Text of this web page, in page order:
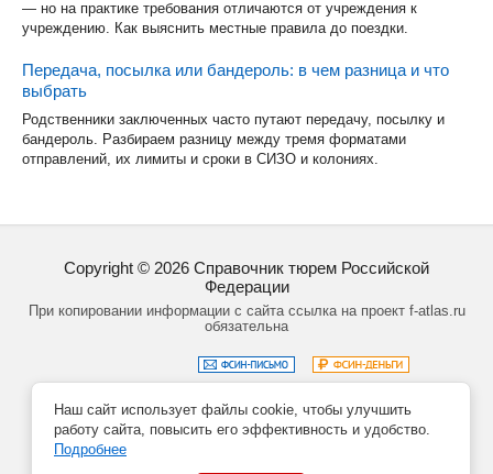
— но на практике требования отличаются от учреждения к
учреждению. Как выяснить местные правила до поездки.
Передача, посылка или бандероль: в чем разница и что
выбрать
Родственники заключенных часто путают передачу, посылку и
бандероль. Разбираем разницу между тремя форматами
отправлений, их лимиты и сроки в СИЗО и колониях.
Copyright © 2026 Справочник тюрем Российской
Федерации
При копировании информации с сайта ссылка на проект f-atlas.ru
обязательна
Задать вопрос Политика обработки данных
Наш сайт использует файлы cookie, чтобы улучшить
работу сайта, повысить его эффективность и удобство.
Подробнее